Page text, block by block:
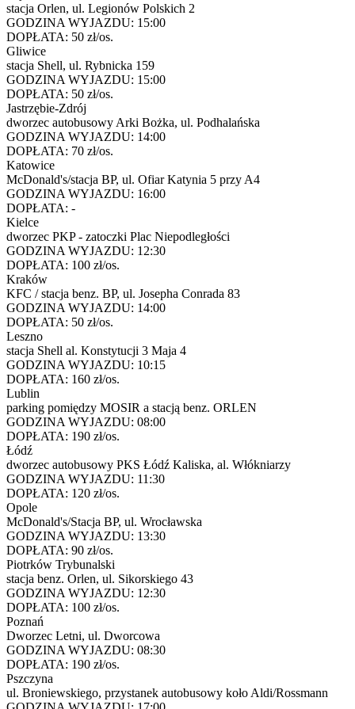
stacja Orlen, ul. Legionów Polskich 2
GODZINA WYJAZDU: 15:00
DOPŁATA: 50 zł/os.
Gliwice
stacja Shell, ul. Rybnicka 159
GODZINA WYJAZDU: 15:00
DOPŁATA: 50 zł/os.
Jastrzębie-Zdrój
dworzec autobusowy Arki Bożka, ul. Podhalańska
GODZINA WYJAZDU: 14:00
DOPŁATA: 70 zł/os.
Katowice
McDonald's/stacja BP, ul. Ofiar Katynia 5 przy A4
GODZINA WYJAZDU: 16:00
DOPŁATA: -
Kielce
dworzec PKP - zatoczki Plac Niepodległości
GODZINA WYJAZDU: 12:30
DOPŁATA: 100 zł/os.
Kraków
KFC / stacja benz. BP, ul. Josepha Conrada 83
GODZINA WYJAZDU: 14:00
DOPŁATA: 50 zł/os.
Leszno
stacja Shell al. Konstytucji 3 Maja 4
GODZINA WYJAZDU: 10:15
DOPŁATA: 160 zł/os.
Lublin
parking pomiędzy MOSIR a stacją benz. ORLEN
GODZINA WYJAZDU: 08:00
DOPŁATA: 190 zł/os.
Łódź
dworzec autobusowy PKS Łódź Kaliska, al. Włókniarzy
GODZINA WYJAZDU: 11:30
DOPŁATA: 120 zł/os.
Opole
McDonald's/Stacja BP, ul. Wrocławska
GODZINA WYJAZDU: 13:30
DOPŁATA: 90 zł/os.
Piotrków Trybunalski
stacja benz. Orlen, ul. Sikorskiego 43
GODZINA WYJAZDU: 12:30
DOPŁATA: 100 zł/os.
Poznań
Dworzec Letni, ul. Dworcowa
GODZINA WYJAZDU: 08:30
DOPŁATA: 190 zł/os.
Pszczyna
ul. Broniewskiego, przystanek autobusowy koło Aldi/Rossmann